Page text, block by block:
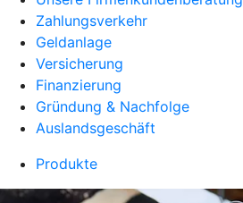
Zahlungsverkehr
Geldanlage
Versicherung
Finanzierung
Gründung & Nachfolge
Auslandsgeschäft
Produkte